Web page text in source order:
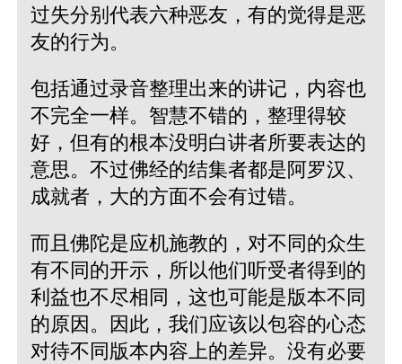
过失分别代表六种恶友，有的觉得是恶
友的行为。
包括通过录音整理出来的讲记，内容也
不完全一样。智慧不错的，整理得较
好，但有的根本没明白讲者所要表达的
意思。不过佛经的结集者都是阿罗汉、
成就者，大的方面不会有过错。
而且佛陀是应机施教的，对不同的众生
有不同的开示，所以他们听受者得到的
利益也不尽相同，这也可能是版本不同
的原因。因此，我们应该以包容的心态
对待不同版本内容上的差异。没有必要